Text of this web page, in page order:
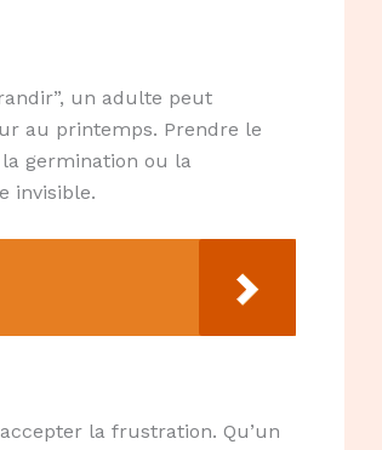
un adulte peut
au printemps. Prendre le
germination ou la
invisible.
la frustration. Qu’un